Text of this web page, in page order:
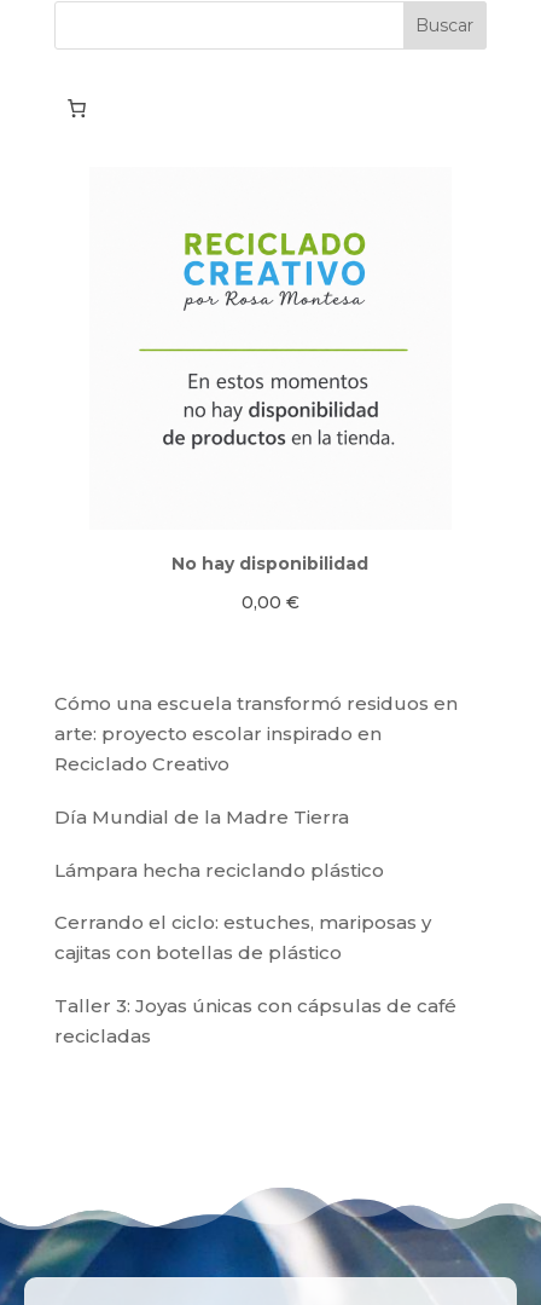
No hay disponibilidad
0,00 €
Cómo una escuela transformó residuos en
arte: proyecto escolar inspirado en
Reciclado Creativo
Día Mundial de la Madre Tierra
Lámpara hecha reciclando plástico
Cerrando el ciclo: estuches, mariposas y
cajitas con botellas de plástico
Taller 3: Joyas únicas con cápsulas de café
recicladas